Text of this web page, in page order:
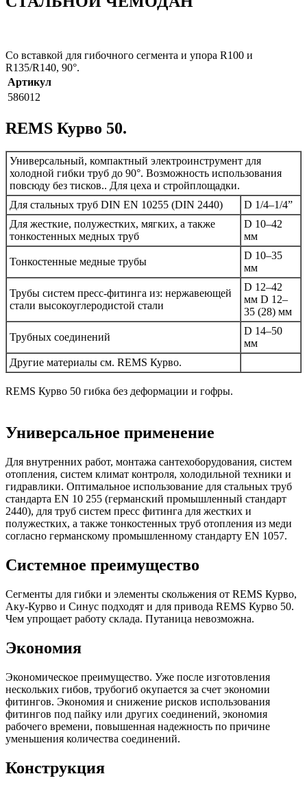
Со вставкой для гибочного сегмента и упора R100 и
R135/R140, 90°.
Артикул
586012
REMS Курво 50.
Универсальный, компактный электроинструмент для
холодной гибки труб до 90°. Возможность использования
повсюду без тисков.. Для цеха и стройплощадки.
Для стальных труб DIN EN 10255 (DIN 2440)
D 1/4–1/4”
Для жесткие, полужестких, мягких, а также
тонкостенных медных труб
D 10–42
мм
Тонкостенные медные трубы
D 10–35
мм
Трубы систем пресс-фитинга из: нержавеющей
стали высокоуглеродистой стали
D 12–42
мм D 12–
35 (28) мм
Трубных соединений
D 14–50
мм
Другие материалы см. REMS Курво.
REMS Курво 50 гибка без деформации и гофры.
Универсальное применение
Для внутренних работ, монтажа сантехоборудования, систем
отопления, систем климат контроля, холодильной техники и
гидравлики. Оптимальное использование для стальных труб
стандарта EN 10 255 (германский промышленный стандарт
2440), для труб систем пресс фитинга для жестких и
полужестких, а также тонкостенных труб отопления из меди
согласно германскому промышленному стандарту EN 1057.
Системное преимущество
Сегменты для гибки и элементы скольжения от REMS Курво,
Аку-Курво и Синус подходят и для привода REMS Курво 50.
Чем упрощает работу склада. Путаница невозможна.
Экономия
Экономическое преимущество. Уже после изготовления
нескольких гибов, трубогиб окупается за счет экономии
фитингов. Экономия и снижение рисков использования
фитингов под пайку или других соединений, экономия
рабочего времени, повышенная надежность по причине
уменьшения количества соединений.
Конструкция